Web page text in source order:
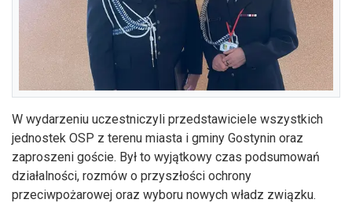
W wydarzeniu uczestniczyli przedstawiciele wszystkich
jednostek OSP z terenu miasta i gminy Gostynin oraz
zaproszeni goście. Był to wyjątkowy czas podsumowań
działalności, rozmów o przyszłości ochrony
przeciwpożarowej oraz wyboru nowych władz związku.